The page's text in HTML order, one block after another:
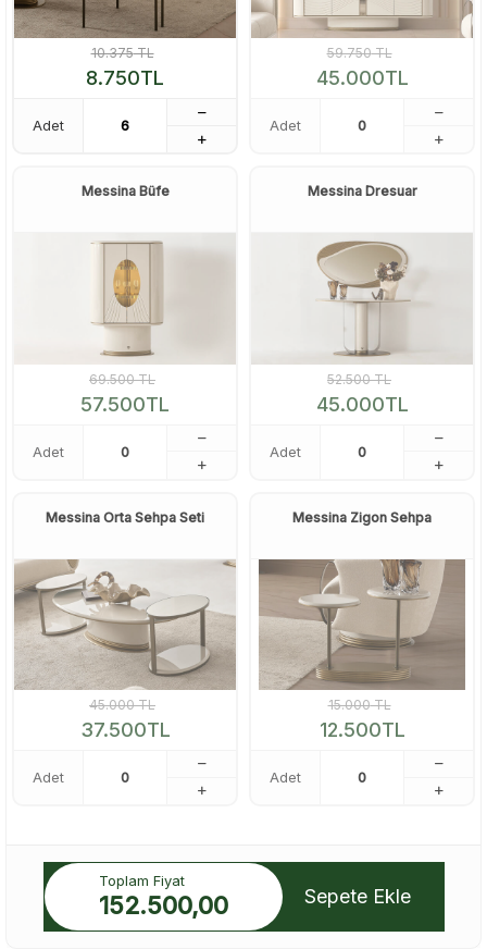
10.375TL
8.750TL
Adet
59.750TL
45.000TL
Adet
Messina Büfe
69.500TL
57.500TL
Adet
Messina Dresuar
52.500TL
45.000TL
Adet
Messina Orta Sehpa Seti
45.000TL
37.500TL
Adet
Messina Zigon Sehpa
15.000TL
12.500TL
Adet
Toplam Fiyat
152.500,00 Sepete Ekle